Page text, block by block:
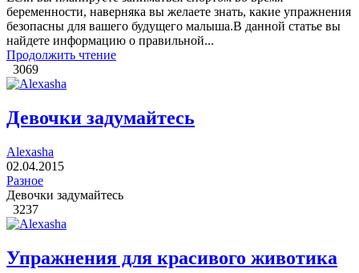
беременности, наверняка вы желаете знать, какие упражнения
безопасны для вашего будущего малыша.В данной статье вы
найдете информацию о правильной...
Продолжить чтение
3069
Девочки задумайтесь
Alexasha
02.04.2015
Разное
Девочки задумайтесь
3237
Упражнения для красивого животика